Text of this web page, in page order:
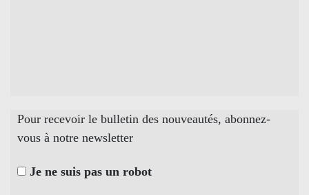
Pour recevoir le bulletin des nouveautés, abonnez-
vous à notre newsletter
Je ne suis pas un robot